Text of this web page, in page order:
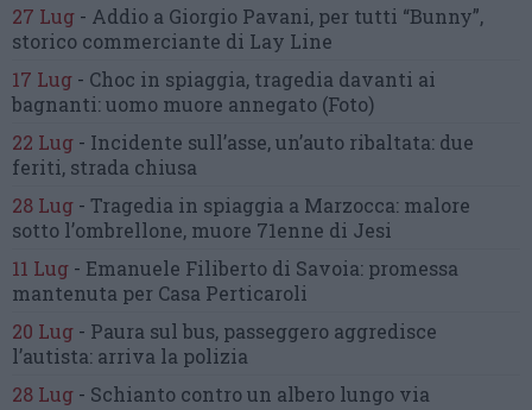
27 Lug - Addio a Giorgio Pavani, per tutti “Bunny”,
storico commerciante di Lay Line
17 Lug - Choc in spiaggia, tragedia davanti ai
bagnanti:uomo muore annegato (Foto)
22 Lug - Incidente sull’asse, un’auto ribaltata: due
feriti, strada chiusa
28 Lug - Tragedia in spiaggia a Marzocca: malore
sotto l’ombrellone, muore 71enne di Jesi
11 Lug - Emanuele Filiberto di Savoia: promessa
mantenuta per Casa Perticaroli
20 Lug - Paura sul bus, passeggero aggredisce
l’autista: arriva la polizia
28 Lug - Schianto contro un albero lungo via